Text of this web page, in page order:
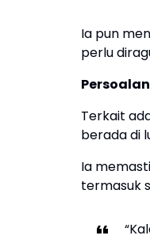
Ia pun
perlu
Terkait
berada di
Ia
termasuk